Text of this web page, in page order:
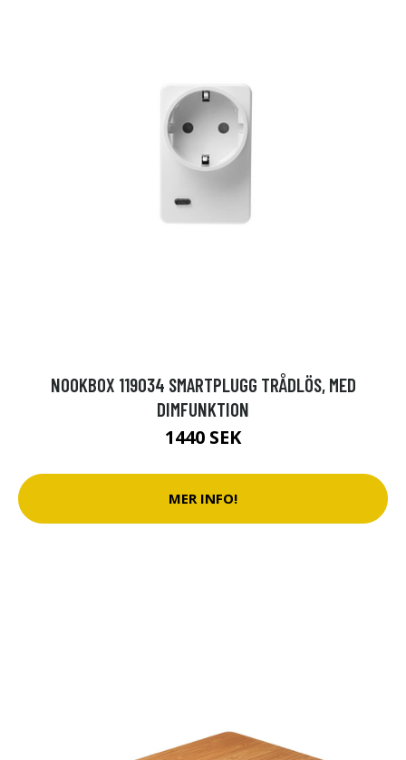
NOOKBOX 119034 SMARTPLUGG TRÅDLÖS, MED
DIMFUNKTION
1440 SEK
MER INFO!